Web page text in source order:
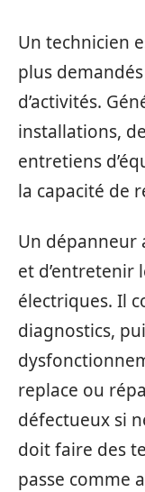
Un technicien
plus
d’activités.
installations,
entretiens
la capacité de
Un dépanneur
et d’entretenir
électriques. Il
diagnostics,
replace ou
défectueux si
doit faire des
passe comme